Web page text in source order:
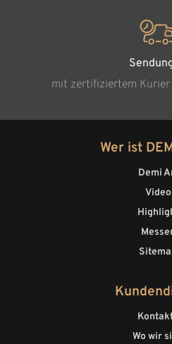
mit zertifiziertem
Wer ist
Demi
Video
Wo wir